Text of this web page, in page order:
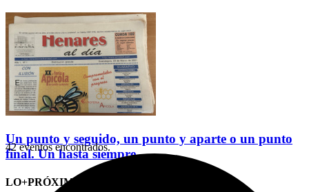
Un punto y seguido, un punto y aparte o un punto
final. Un hasta siempre
LO+PRÓXIMO (CITAS)
42 eventos encontrados.